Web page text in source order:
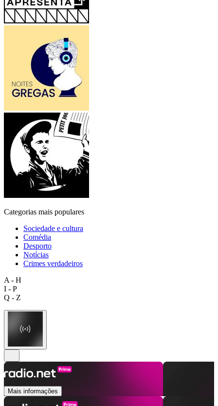
Categorias mais populares
Sociedade e cultura
Comédia
Desporto
Notícias
Crimes verdadeiros
A - H
I - P
Q - Z
Mais informações